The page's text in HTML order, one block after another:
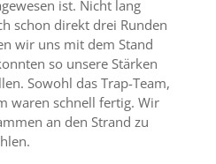
ist. Nicht lang
schon direkt drei Runden
wir uns mit dem Stand
so unsere Stärken
Sowohl das Trap-Team,
waren schnell fertig. Wir
an den Strand zu